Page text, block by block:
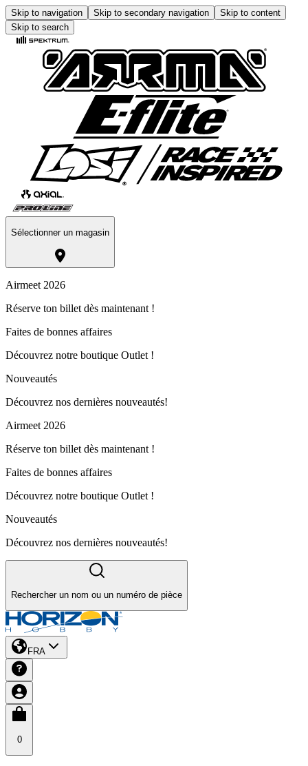
Skip to navigation Skip to secondary navigation
Skip to content
Skip to search
Sélectionner un magasin
Airmeet 2026
Réserve ton billet dès maintenant !
Faites de bonnes affaires
Découvrez notre boutique Outlet !
Nouveautés
Découvrez nos dernières nouveautés!
Airmeet 2026
Réserve ton billet dès maintenant !
Faites de bonnes affaires
Découvrez notre boutique Outlet !
Nouveautés
Découvrez nos dernières nouveautés!
Rechercher un nom ou un numéro de pièce
FRA
0